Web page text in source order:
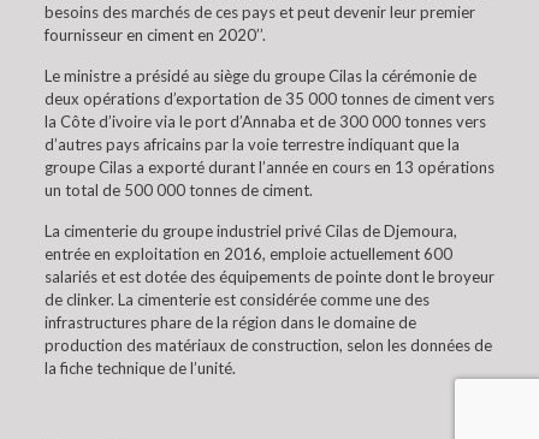
besoins des marchés de ces pays et peut devenir leur premier
fournisseur en ciment en 2020’’.
Le ministre a présidé au siège du groupe Cilas la cérémonie de
deux opérations d’exportation de 35 000 tonnes de ciment vers
la Côte d’ivoire via le port d’Annaba et de 300 000 tonnes vers
d’autres pays africains par la voie terrestre indiquant que la
groupe Cilas a exporté durant l’année en cours en 13 opérations
un total de 500 000 tonnes de ciment.
La cimenterie du groupe industriel privé Cilas de Djemoura,
entrée en exploitation en 2016, emploie actuellement 600
salariés et est dotée des équipements de pointe dont le broyeur
de clinker. La cimenterie est considérée comme une des
infrastructures phare de la région dans le domaine de
production des matériaux de construction, selon les données de
la fiche technique de l’unité.